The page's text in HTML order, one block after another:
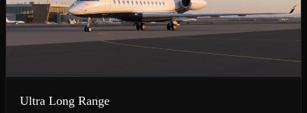
Ultra Long Range